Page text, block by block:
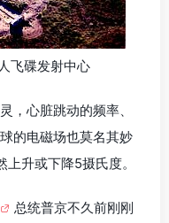
飞碟发射中心
，心脏跳动的频率、
的电磁场也莫名其妙
升或下降5摄氏度。
总统普京不久前刚刚